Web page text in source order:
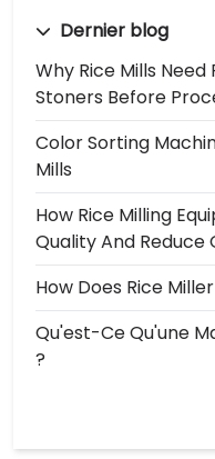
Dernier blog
Why Rice Mills
Stoners Before
Color Sorting
Mills
How Rice Milling
Quality And Reduce
How Does Rice
Qu'est-Ce Qu'une
?